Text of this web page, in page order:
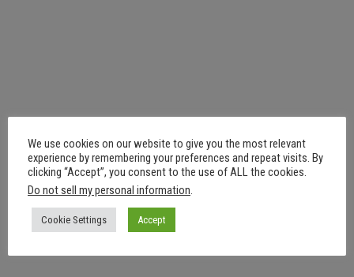
We use cookies on our website to give you the most relevant
experience by remembering your preferences and repeat visits. By
clicking “Accept”, you consent to the use of ALL the cookies.
Do not sell my personal information
Cookie Settings Accept